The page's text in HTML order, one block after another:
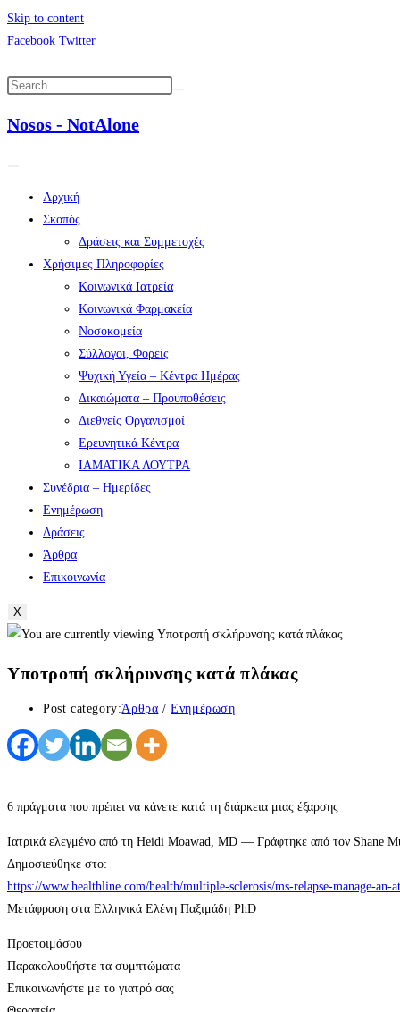
Skip to content
Facebook Twitter
Nosos - NotAlone
Αρχική
Σκοπός
Δράσεις και Συμμετοχές
Χρήσιμες Πληροφορίες
Κοινωνικά Ιατρεία
Κοινωνικά Φαρμακεία
Νοσοκομεία
Σύλλογοι, Φορείς
Ψυχική Υγεία – Κέντρα Ημέρας
Δικαιώματα – Προυποθέσεις
Διεθνείς Οργανισμοί
Ερευνητικά Κέντρα
ΙΑΜΑΤΙΚΑ ΛΟΥΤΡΑ
Συνέδρια – Ημερίδες
Ενημέρωση
Δράσεις
Άρθρα
Επικοινωνία
X
Υποτροπή σκλήρυνσης κατά πλάκας
Post category:Άρθρα / Ενημέρωση
6 πράγματα που πρέπει να κάνετε κατά τη διάρκεια μιας έξαρσης
Ιατρικά ελεγμένο από τη Heidi Moawad, MD — Γράφτηκε από τον Shane
Δημοσιεύθηκε στο:
https://www.healthline.com/health/multiple-sclerosis/ms-relapse-manage-an-
Μετάφραση στα Ελληνικά Ελένη Παξιμάδη PhD
Προετοιμάσου
Παρακολουθήστε τα συμπτώματα
Επικοινωνήστε με το γιατρό σας